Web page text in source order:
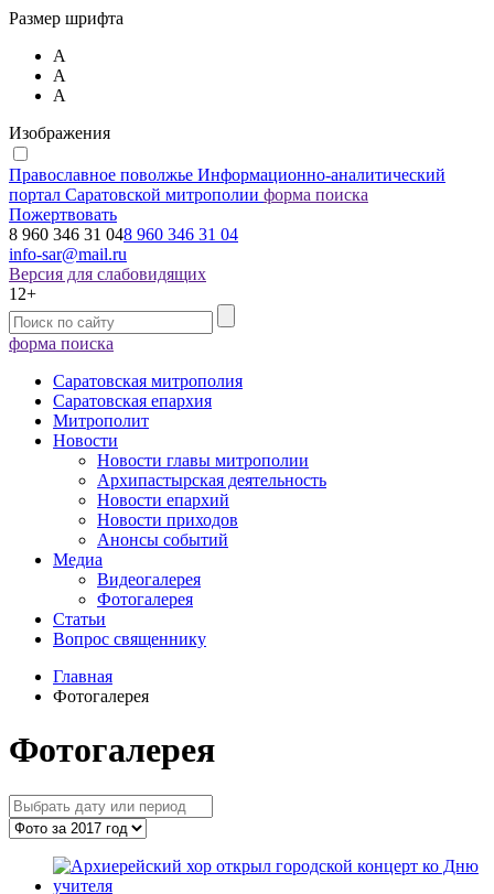
Размер шрифта
А
А
А
Изображения
Православное поволжье Информационно-аналитический
портал Саратовской митрополии форма поиска
Пожертвовать
8 960 346 31 048 960 346 31 04
info-sar@mail.ru
Версия для слабовидящих
12+
форма поиска
Саратовская митрополия
Саратовская епархия
Митрополит
Новости
Новости главы митрополии
Архипастырская деятельность
Новости епархий
Новости приходов
Анонсы событий
Медиа
Видеогалерея
Фотогалерея
Статьи
Вопрос священнику
Главная
Фотогалерея
Фотогалерея